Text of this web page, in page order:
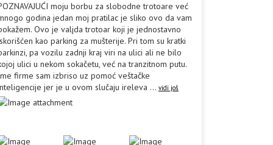
moju borbu za slobodne trotoare već
godina jedan moj pratilac je sliko ovo da vam
Ovo je valjda trotoar koji je jednostavno
kao parking za mušterije. Pri tom su kratki
pa vozilu zadnji kraj viri na ulici ali ne bilo
ulici u nekom sokačetu, već na tranzitnom putu.
firme sam izbriso uz pomoć veštačke
jer je u ovom slučaju ireleva ... vidi još